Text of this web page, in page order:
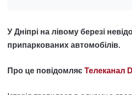
У Дніпрі на лівому березі
припаркованих автомобілів.
Про це повідомляє Телеканал